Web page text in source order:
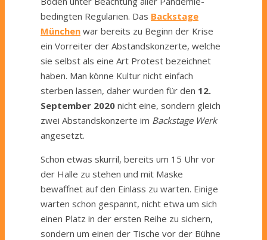
bedingten Regularien. Das Backstage
München war bereits zu Beginn der Krise
ein Vorreiter der Abstandskonzerte, welche
sie selbst als eine Art Protest bezeichnet
haben. Man könne Kultur nicht einfach
sterben lassen, daher wurden für den 12.
September 2020 nicht eine, sondern gleich
zwei Abstandskonzerte im Backstage Werk
angesetzt.
Schon etwas skurril, bereits um 15 Uhr vor
der Halle zu stehen und mit Maske
bewaffnet auf den Einlass zu warten. Einige
warten schon gespannt, nicht etwa um sich
einen Platz in der ersten Reihe zu sichern,
sondern um einen der Tische vor der Bühne